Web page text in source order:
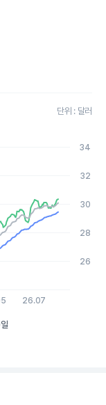
단위 : 달러
Data ranges from
ranges from
26.07
26
28
30
32
34